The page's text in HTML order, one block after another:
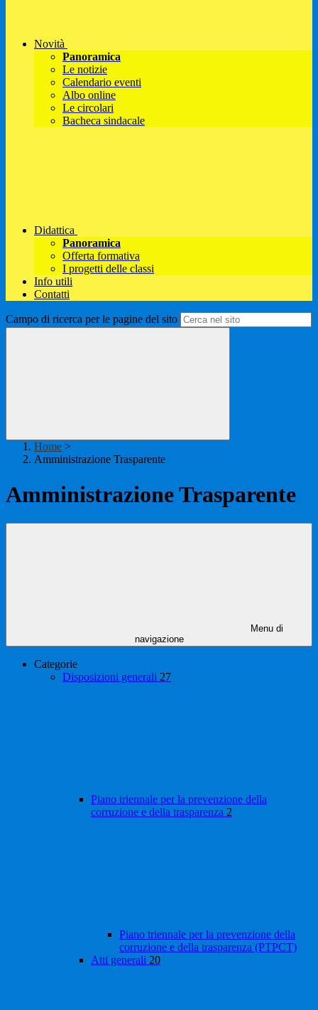
Novità
Panoramica
Le notizie
Calendario eventi
Albo online
Le circolari
Bacheca sindacale
Didattica
Panoramica
Offerta formativa
I progetti delle classi
Info utili
Contatti
Campo di ricerca per le pagine del sito
Home >
Amministrazione Trasparente
Amministrazione Trasparente
Menu di
navigazione
Categorie
Disposizioni generali 27
Piano triennale per la prevenzione della
corruzione e della trasparenza 2
Piano triennale per la prevenzione della
corruzione e della trasparenza (PTPCT)
Atti generali 20